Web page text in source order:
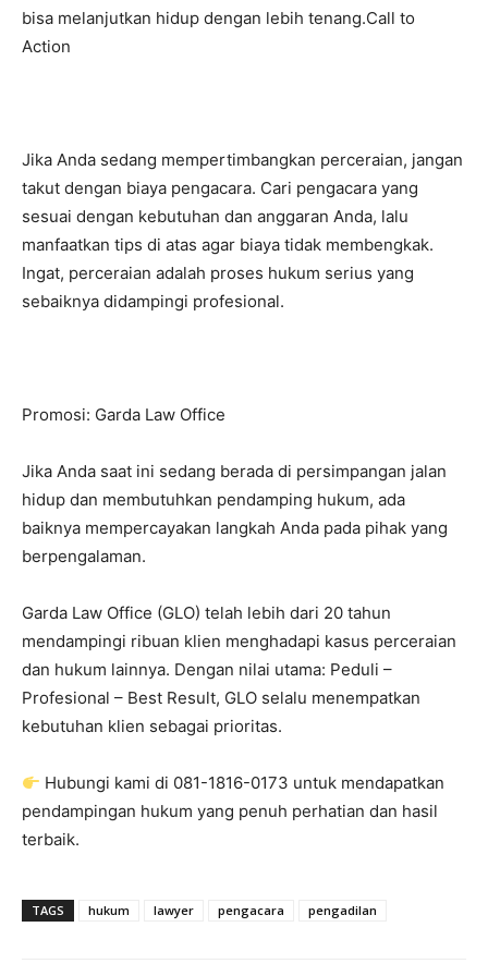
bisa melanjutkan hidup dengan lebih tenang.Call to
Action
Jika Anda sedang mempertimbangkan perceraian, jangan
takut dengan biaya pengacara. Cari pengacara yang
sesuai dengan kebutuhan dan anggaran Anda, lalu
manfaatkan tips di atas agar biaya tidak membengkak.
Ingat, perceraian adalah proses hukum serius yang
sebaiknya didampingi profesional.
Promosi: Garda Law Office
Jika Anda saat ini sedang berada di persimpangan jalan
hidup dan membutuhkan pendamping hukum, ada
baiknya mempercayakan langkah Anda pada pihak yang
berpengalaman.
Garda Law Office (GLO) telah lebih dari 20 tahun
mendampingi ribuan klien menghadapi kasus perceraian
dan hukum lainnya. Dengan nilai utama: Peduli –
Profesional – Best Result, GLO selalu menempatkan
kebutuhan klien sebagai prioritas.
Hubungi kami di 081-1816-0173 untuk mendapatkan
pendampingan hukum yang penuh perhatian dan hasil
terbaik.
TAGS hukum lawyer pengacara pengadilan